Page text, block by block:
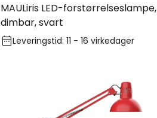
MAULiris LED-forstørrelseslampe,
dimbar, svart
Leveringstid: 11 - 16 virkedager